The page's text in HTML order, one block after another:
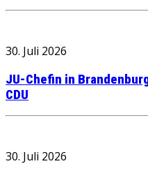
30. Juli 2026
JU-Chefin in
CDU
30. Juli 2026